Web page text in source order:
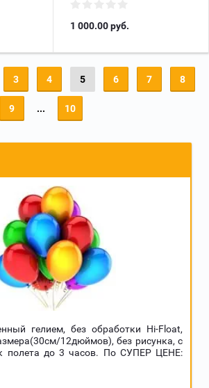
1 000.00руб.
3 4 5 6 7 8
9 ... 10
гелием, без обработки Hi-Float,
12дюймов), без рисунка, с
полета до 3 часов. По СУПЕР ЦЕНЕ: